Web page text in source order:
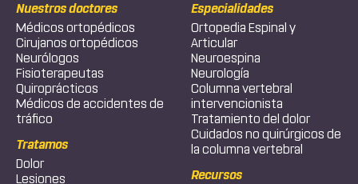
Nuestros doctores
Médicos ortopédicos
Cirujanos ortopédicos
Neurólogos
Fisioterapeutas
Quiroprácticos
Médicos de accidentes de
tráfico
Tratamos
Dolor
Lesiones
Especialidades
Ortopedia Espinal y
Articular
Neuroespina
Neurología
Columna vertebral
intervencionista
Tratamiento del dolor
Cuidados no quirúrgicos de
la columna vertebral
Recursos